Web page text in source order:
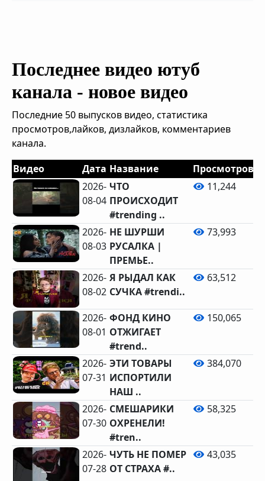
Последнее видео ютуб
канала - новое видео
Последние 50 выпусков видео, статистика
просмотров,лайков, дизлайков, комментариев
канала.
Видео
Дата Название Просмотров
2026-
08-04
ЧТО
ПРОИСХОДИТ
#trending ..
11,244
2026-
08-03
НЕ ШУРШИ
РУСАЛКА |
ПРЕМЬЕ..
73,993
2026-
08-02
Я РЫДАЛ КАК
СУЧКА #trendi..
63,512
2026-
08-01
ФОНД КИНО
ОТЖИГАЕТ
#trend..
150,065
2026-
07-31
ЭТИ ТОВАРЫ
ИСПОРТИЛИ
НАШ ..
384,070
2026-
07-30
СМЕШАРИКИ
ОХРЕНЕЛИ!
#tren..
58,325
2026-
07-28
ЧУТЬ НЕ ПОМЕР
ОТ СТРАХА #..
43,035